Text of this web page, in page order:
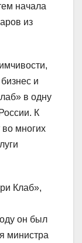
начала
из
и
в одну
К
многих
Клаб»,
он был
министра